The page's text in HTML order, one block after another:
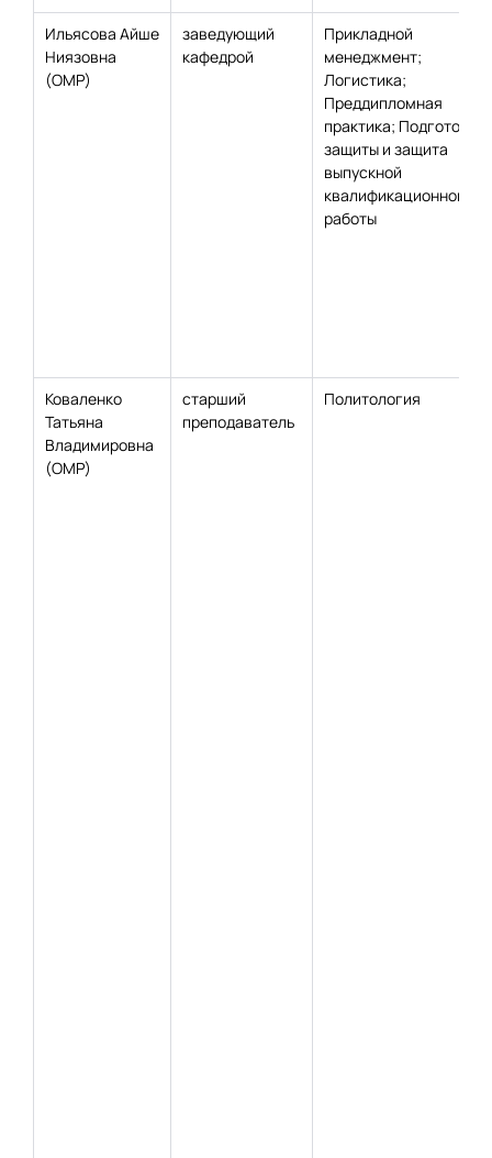
Ильясова Айше
Ниязовна
(ОМР)
заведующий
кафедрой
Прикладной
менеджмент;
Логистика;
Преддипломная
практика; Подготовка
защиты и защита
выпускной
квалификационной
работы
Коваленко
Татьяна
Владимировна
(ОМР)
старший
преподаватель
Политология